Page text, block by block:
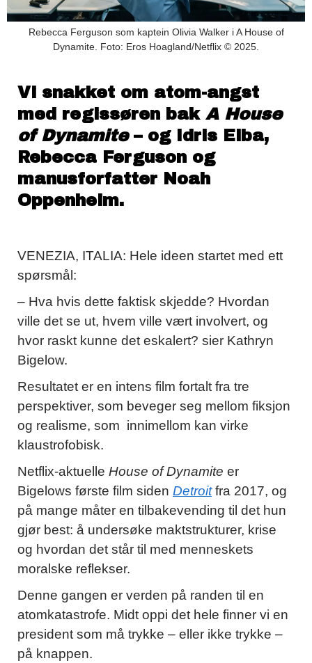
Rebecca Ferguson som kaptein Olivia Walker i A House of
Dynamite. Foto: Eros Hoagland/Netflix © 2025.
Vi snakket om atom-angst
med regissøren bak A House
of Dynamite– og Idris Elba,
Rebecca Ferguson og
manusforfatter Noah
Oppenheim.
VENEZIA, ITALIA: Hele ideen startet med ett
spørsmål:
– Hva hvis dette faktisk skjedde? Hvordan
ville det se ut, hvem ville vært involvert, og
hvor raskt kunne det eskalert? sier Kathryn
Bigelow.
Resultatet er en intens film fortalt fra tre
perspektiver, som beveger seg mellom fiksjon
og realisme, som innimellom kan virke
klaustrofobisk.
Netflix-aktuelle House of Dynamite er
Bigelows første film siden Detroit fra 2017, og
på mange måter en tilbakevending til det hun
gjør best: å undersøke maktstrukturer, krise
og hvordan det står til med menneskets
moralske reflekser.
Denne gangen er verden på randen til en
atomkatastrofe. Midt oppi det hele finner vi en
president som må trykke – eller ikke trykke –
på knappen.